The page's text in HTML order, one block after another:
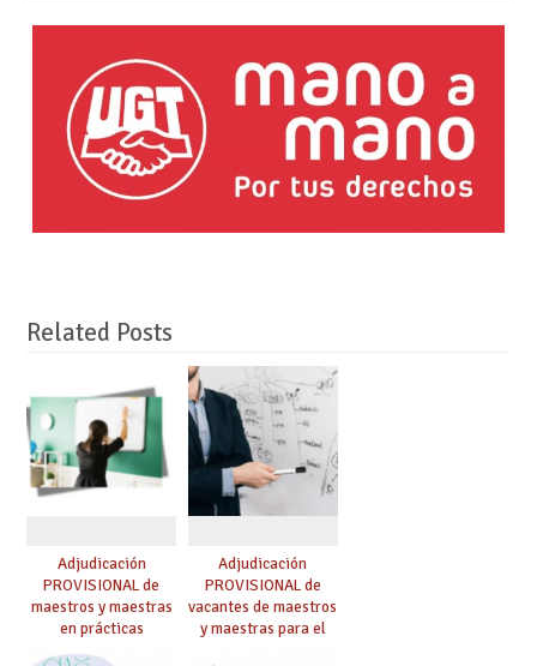
Related Posts
Adjudicación
PROVISIONAL de
maestros y maestras
en prácticas
Adjudicación
PROVISIONAL de
vacantes de maestros
y maestras para el